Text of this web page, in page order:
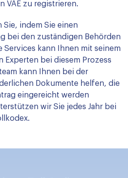
VAE zu registrieren.
Sie, indem Sie einen
bei den zuständigen Behörden
Services kann Ihnen mit seinem
Experten bei diesem Prozess
kann Ihnen bei der
Dokumente helfen, die
eingereicht werden
wir Sie jedes Jahr bei